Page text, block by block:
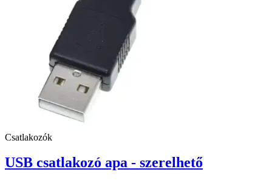
Csatlakozók
USB csatlakozó apa - szerelhető